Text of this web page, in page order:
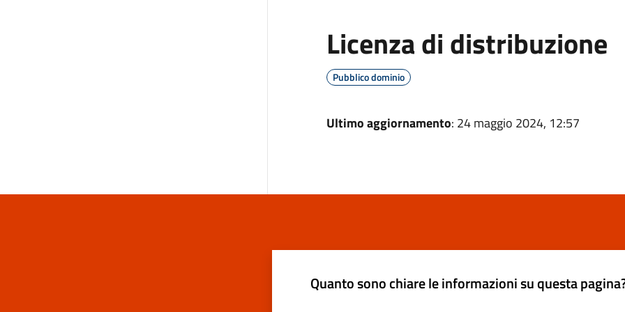
Licenza di distribuzione
Pubblico dominio
Ultimo aggiornamento: 24 maggio 2024, 12:57
Quanto sono chiare le informazioni su questa